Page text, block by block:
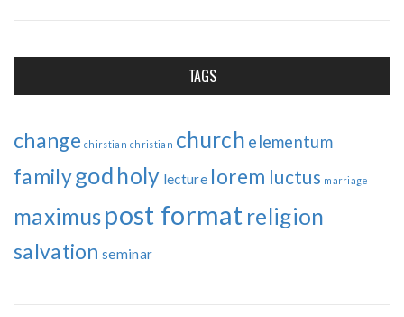
TAGS
change chirstian christian church elementum
familygod holy lecture lorem luctus marriage
maximuspost format religion
salvation seminar